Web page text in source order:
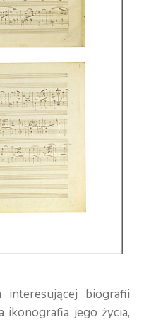
interesującej biografii
ikonografia jego życia,